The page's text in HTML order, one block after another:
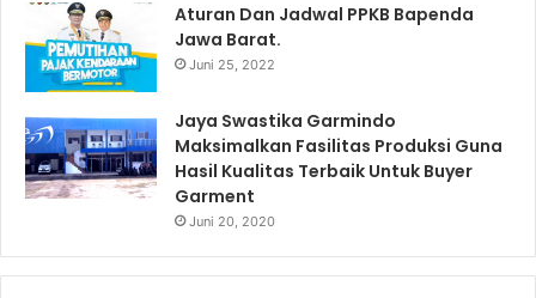
Aturan Dan Jadwal PPKB Bapenda
Jawa Barat.
Juni 25, 2022
Jaya Swastika Garmindo
Maksimalkan Fasilitas Produksi Guna
Hasil Kualitas Terbaik Untuk Buyer
Garment
Juni 20, 2020